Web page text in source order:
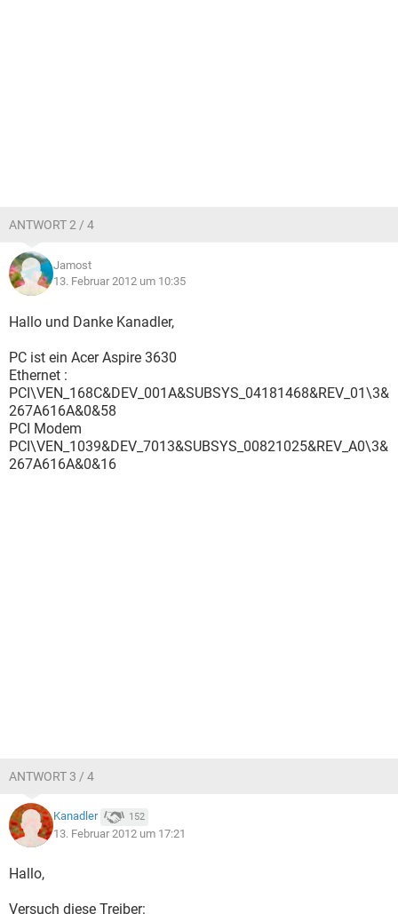
ANTWORT 2 / 4
Jamost
13. Februar 2012 um 10:35
Hallo und Danke Kanadler,
PC ist ein Acer Aspire 3630
Ethernet :
PCI\VEN_168C&DEV_001A&SUBSYS_04181468&REV_01\3&
267A616A&0&58
PCI Modem
PCI\VEN_1039&DEV_7013&SUBSYS_00821025&REV_A0\3&
267A616A&0&16
ANTWORT 3 / 4
Kanadler 152
13. Februar 2012 um 17:21
Hallo,
Versuch diese Treiber: